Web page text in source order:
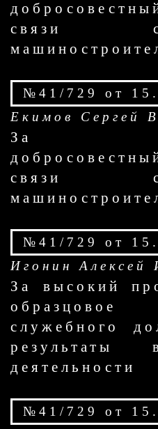
связи
№41/729 от
Екимов Сергей
За
связи
№41/729 от
Игонин Алексей
За высокий
образцовое
служебного
результаты
деятельности
№41/729 от